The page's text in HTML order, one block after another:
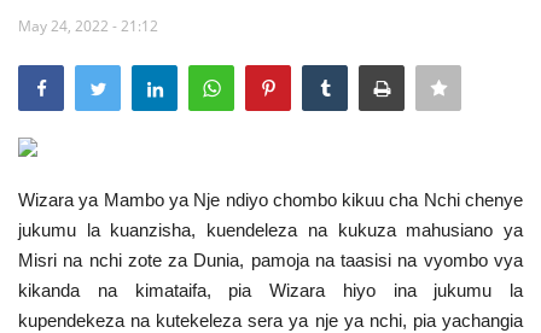
Jukwaa la Nasser la Kimataifa
Wasiliana
Misri
Timu yetu
Urithi wa Nasser
May 24, 2022 - 21:12
Wizara ya Mambo ya Nje ndiyo chombo kikuu cha Nchi chenye
jukumu la kuanzisha, kuendeleza na kukuza mahusiano ya
Misri na nchi zote za Dunia, pamoja na taasisi na vyombo vya
kikanda na kimataifa, pia Wizara hiyo ina jukumu la
kupendekeza na kutekeleza sera ya nje ya nchi, pia yachangia